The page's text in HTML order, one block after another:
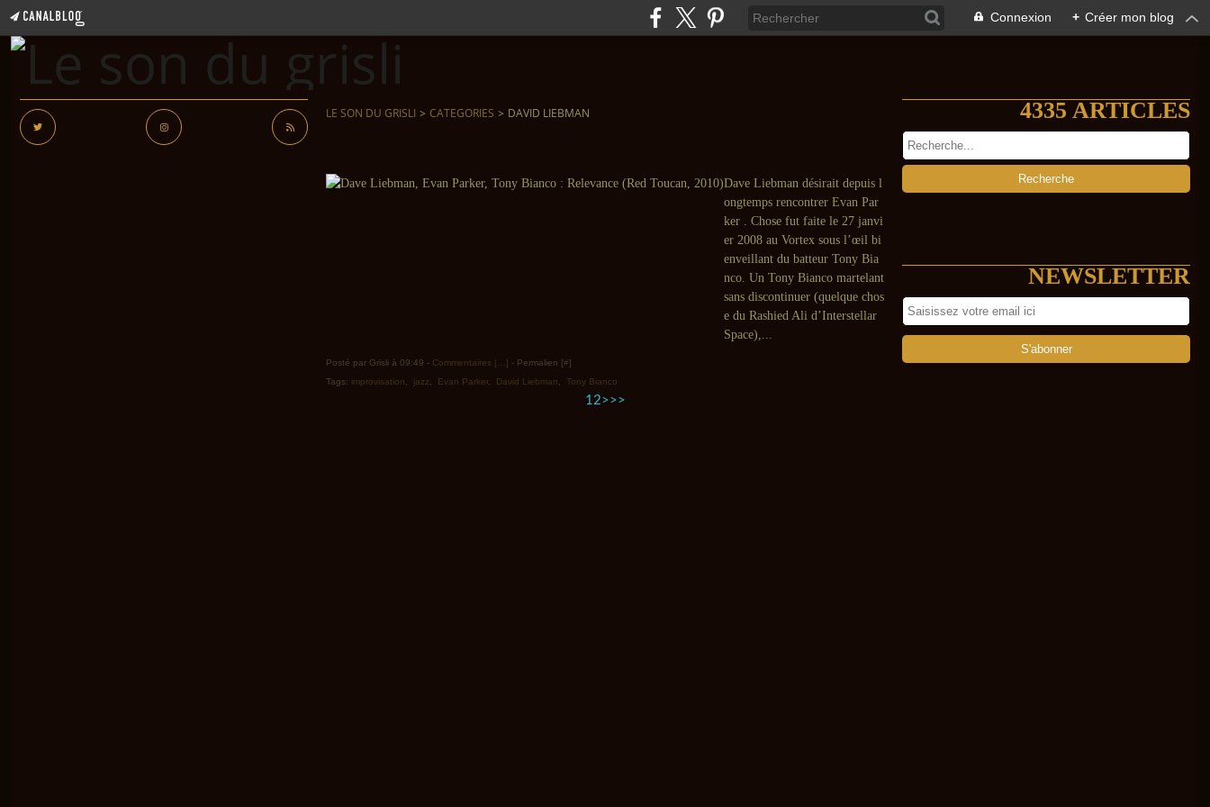
Connexion + Créer mon blog
LE SON DU GRISLI > CATEGORIES > DAVID LIEBMAN
Dave Liebman désirait depuis l
ongtemps rencontrer Evan Par
ker . Chose fut faite le 27 janvi
er 2008 au Vortex sous l’œil bi
enveillant du batteur Tony Bia
nco. Un Tony Bianco martelant
sans discontinuer (quelque chos
e du Rashied Ali d’Interstellar
Space),...
Posté par Grisli à 09:49 - Commentaires [ ] - Permalien [#]
Tags: improvisation jazz Evan Parker, David Liebman Tony Bianco
12>>>
4335 ARTICLES
NEWSLETTER